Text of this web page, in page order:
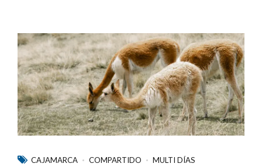
CAJAMARCA COMPARTIDO MULTI DÍAS